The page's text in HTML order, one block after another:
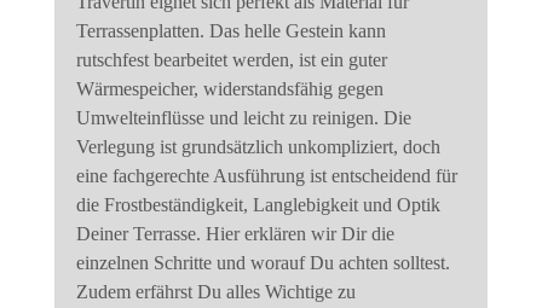
Terrassenplatten. Das helle Gestein kann
rutschfest bearbeitet werden, ist ein guter
Wärmespeicher, widerstandsfähig gegen
Umwelteinflüsse und leicht zu reinigen. Die
Verlegung ist grundsätzlich unkompliziert, doch
eine fachgerechte Ausführung ist entscheidend für
die Frostbeständigkeit, Langlebigkeit und Optik
Deiner Terrasse. Hier erklären wir Dir die
einzelnen Schritte und worauf Du achten solltest.
Zudem erfährst Du alles Wichtige zu